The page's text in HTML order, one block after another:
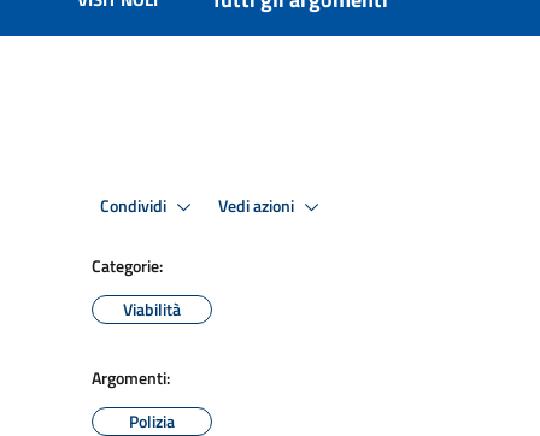
Condividi Vedi azioni
Categorie:
Viabilità
Argomenti:
Polizia